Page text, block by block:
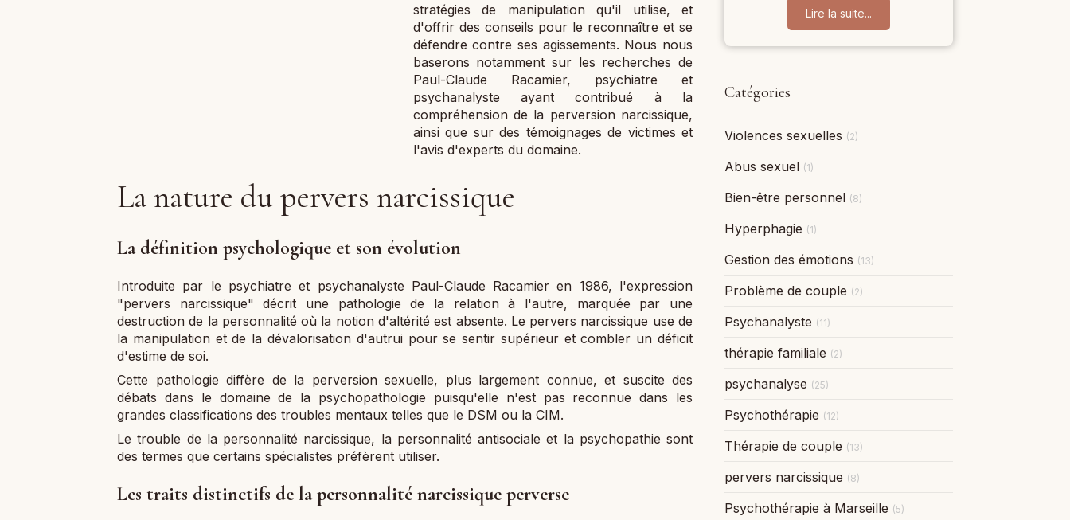
stratégies de manipulation qu'il utilise, et
d'offrir des conseils pour le reconnaître et se
défendre contre ses agissements. Nous nous
baserons notamment sur les recherches de
Paul-Claude Racamier, psychiatre et
psychanalyste ayant contribué à la
compréhension de la perversion narcissique,
ainsi que sur des témoignages de victimes et
l'avis d'experts du domaine.
La nature du pervers narcissique
La définition psychologique et son évolution
Introduite par le psychiatre et psychanalyste Paul-Claude Racamier en 1986, l'expression
"pervers narcissique" décrit une pathologie de la relation à l'autre, marquée par une
destruction de la personnalité où la notion d'altérité est absente. Le pervers narcissique use de
la manipulation et de la dévalorisation d'autrui pour se sentir supérieur et combler un déficit
d'estime de soi.
Cette pathologie diffère de la perversion sexuelle, plus largement connue, et suscite des
débats dans le domaine de la psychopathologie puisqu'elle n'est pas reconnue dans les
grandes classifications des troubles mentaux telles que le DSM ou la CIM.
Le trouble de la personnalité narcissique, la personnalité antisociale et la psychopathie sont
des termes que certains spécialistes préfèrent utiliser.
Les traits distinctifs de la personnalité narcissique perverse
Lire la suite...
Catégories
Violences sexuelles (2)
Abus sexuel (1)
Bien-être personnel (8)
Hyperphagie (1)
Gestion des émotions (13)
Problème de couple (2)
Psychanalyste (11)
thérapie familiale (2)
psychanalyse (25)
Psychothérapie (12)
Thérapie de couple (13)
pervers narcissique (8)
Psychothérapie à Marseille (5)